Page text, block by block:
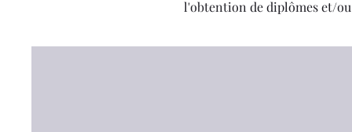
l'obtention de diplômes et/​